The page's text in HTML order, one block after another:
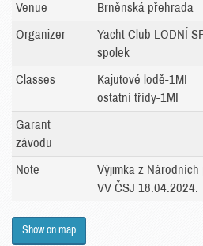
Venue
Brněnská přehrada
Organizer
Yacht Club LODNÍ
spolek
Classes
Kajutové lodě-1MI
ostatní třídy-1MI
Garant
závodu
Note
Výjimka z
VV ČSJ 18.04.2024.
Show on map